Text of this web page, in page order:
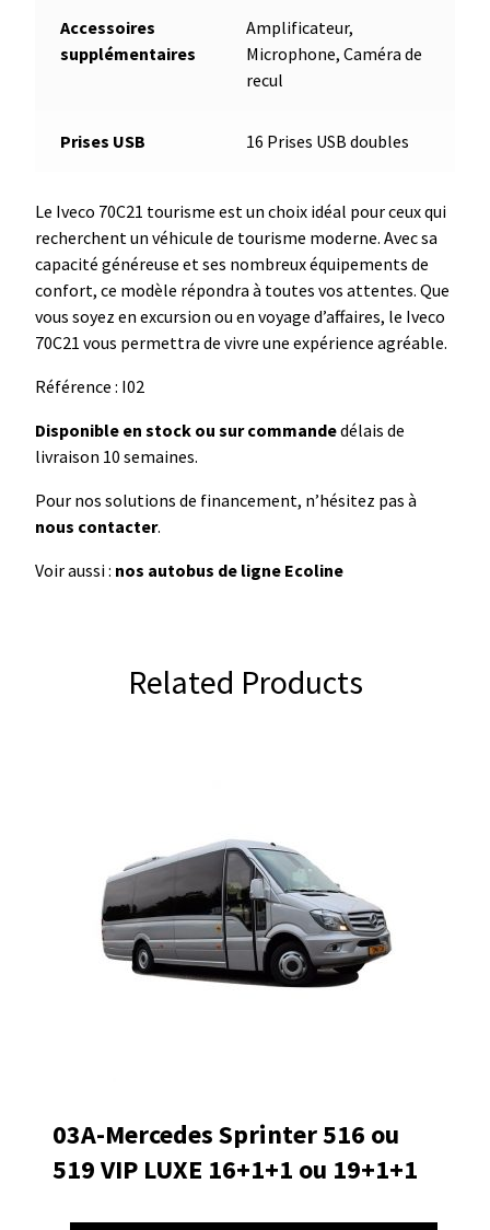
Accessoires
supplémentaires
Amplificateur,
Microphone, Caméra de
recul
Prises USB 16 Prises USB doubles
Le Iveco 70C21 tourisme est un choix idéal pour ceux qui
recherchent un véhicule de tourisme moderne. Avec sa
capacité généreuse et ses nombreux équipements de
confort, ce modèle répondra à toutes vos attentes. Que
vous soyez en excursion ou en voyage d’affaires, le Iveco
70C21 vous permettra de vivre une expérience agréable.
Référence : I02
Disponible en stock ou sur commandedélais de
livraison 10 semaines.
Pour nos solutions de financement, n’hésitez pas à
nous contacter.
Voir aussi : nos autobus de ligne Ecoline
Related Products
03A-Mercedes Sprinter 516 ou
519 VIP LUXE 16+1+1 ou 19+1+1